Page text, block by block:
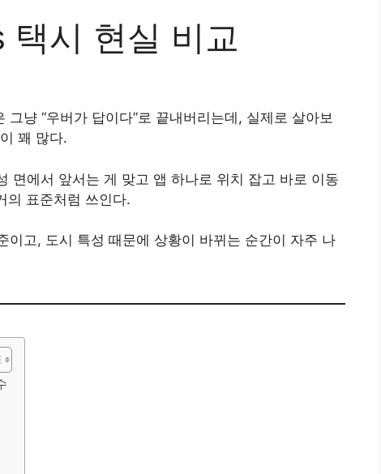
택시 현실 비교
냥 “우버가 답이다”로 끝내버리는데, 실제로 살아보
꽤 많다.
면에서 앞서는 게 맞고 앱 하나로 위치 잡고 바로 이동
의 표준처럼 쓰인다.
이고, 도시 특성 때문에 상황이 바뀌는 순간이 자주 나